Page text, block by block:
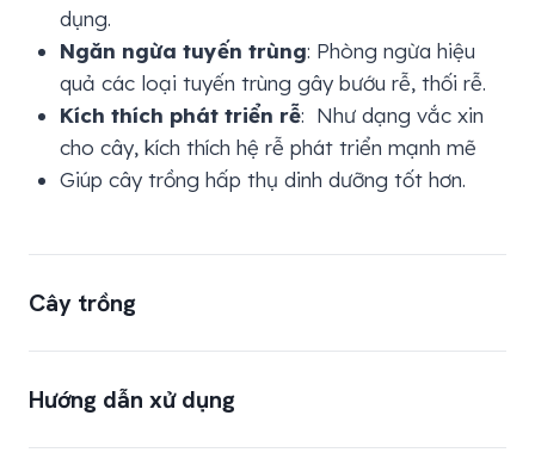
dụng.
Ngăn ngừa tuyến trùng: Phòng ngừa hiệu
quả các loại tuyến trùng gây bướu rễ, thối rễ.
Kích thích phát triển rễ: Như dạng vắc xin
cho cây, kích thích hệ rễ phát triển mạnh mẽ
Giúp cây trồng hấp thụ dinh dưỡng tốt hơn.
Cây trồng
dây, Đu đủ,…
Hướng dẫn xử dụng